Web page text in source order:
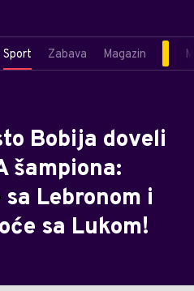
Sport Zabava Magazin
Bobija doveli
šampiona:
Lebronom i
sa Lukom!